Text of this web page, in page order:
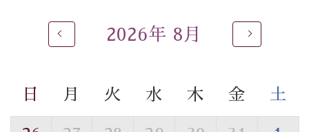
■内容&特典■
・諏訪大社4社を巡る無料参拝バス（事前予約制）
・館内着をご用意
2026年 8月
日 月 火 水 木 金 土